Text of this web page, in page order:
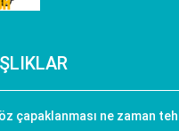
çapaklanması ne zaman